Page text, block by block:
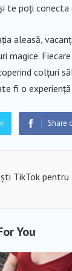
te poți
aleasă,
magice.
colțuri
fi o
Share
TikTok pentru
You